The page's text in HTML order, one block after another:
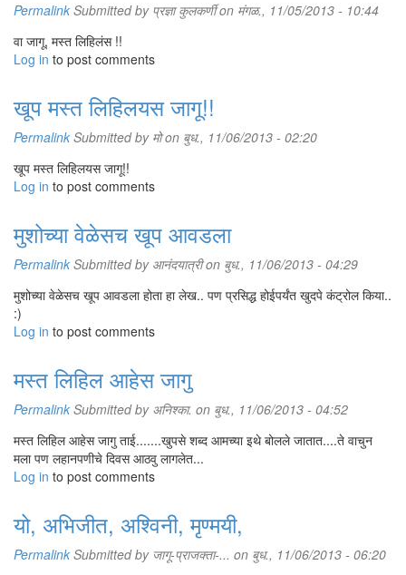
Permalink Submitted by प्रज्ञा कुलकर्णीon मंगळ., 11/05/2013 - 10:44
वा जागू, मस्त लिहिलंस !!
Log in to post comments
खूप मस्त लिहिलयस जागू!!
Permalink Submitted by मोon बुध., 11/06/2013 - 02:20
खूप मस्त लिहिलयस जागू!!
Log in to post comments
मुशोच्या वेळेसच खूप आवडला
Permalink Submitted by आनंदयात्रीon बुध., 11/06/2013 - 04:29
मुशोच्या वेळेसच खूप आवडला होता हा लेख.. पण प्रसिद्ध होईपर्यंत खुदपे कंट्रोल किया..
:)
Log in to post comments
मस्त लिहिल आहेस जागु
Permalink Submitted by अनिश्का. on बुध., 11/06/2013 - 04:52
मस्त लिहिल आहेस जागु ताई.......खुपसे शब्द आमच्या इथे बोलले जातात....ते वाचुन
मला पण लहानपणीचे दिवस आठवु लागलेत...
Log in to post comments
यो, अभिजीत, अश्विनी, मृण्मयी,
Permalink Submitted by जागू-प्राजक्ता-... on बुध., 11/06/2013 - 06:20